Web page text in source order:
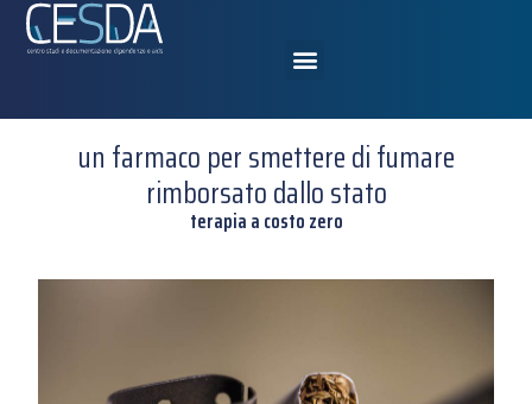
un farmaco per smettere di fumare
rimborsato dallo stato
terapia a costo zero